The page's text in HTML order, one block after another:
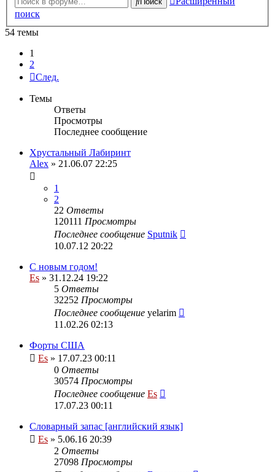
поиск
54 темы
1
2
След.
Темы
Ответы
Просмотры
Последнее сообщение
Хрустальный Лабиринт
Alex » 21.06.07 22:25
1
2
22 Ответы
120111 Просмотры
Последнее сообщение Sputnik
10.07.12 20:22
С новым годом!
Es » 31.12.24 19:22
5 Ответы
32252 Просмотры
Последнее сообщение yelarim
11.02.26 02:13
Форты США
Es » 17.07.23 00:11
0 Ответы
30574 Просмотры
Последнее сообщение Es
17.07.23 00:11
Словарный запас [английский язык]
Es » 5.06.16 20:39
2 Ответы
27098 Просмотры